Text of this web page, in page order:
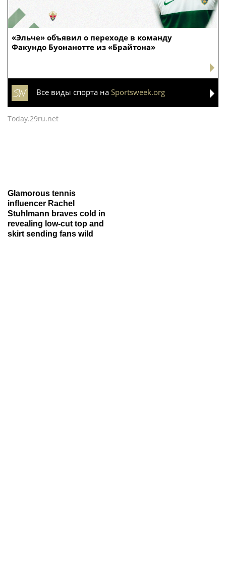
«Эльче» объявил о переходе в команду
Факундо Буонанотте из «Брайтона»
Все виды спорта на Sportsweek.org
Today.29ru.net
Glamorous tennis
influencer Rachel
Stuhlmann braves cold in
revealing low-cut top and
skirt sending fans wild